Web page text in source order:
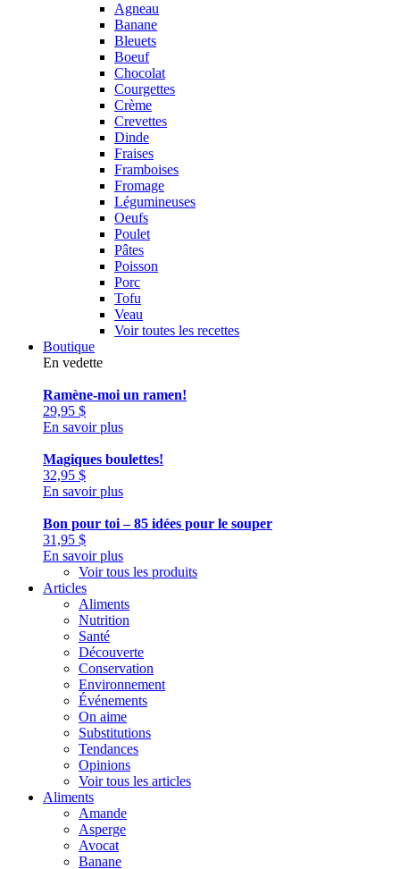
Agneau
Banane
Bleuets
Boeuf
Chocolat
Courgettes
Crème
Crevettes
Dinde
Fraises
Framboises
Fromage
Légumineuses
Oeufs
Poulet
Pâtes
Poisson
Porc
Tofu
Veau
Voir toutes les recettes
Boutique
En vedette
Ramène-moi un ramen!
29,95 $
En savoir plus
Magiques boulettes!
32,95 $
En savoir plus
Bon pour toi – 85 idées pour le souper
31,95 $
En savoir plus
Voir tous les produits
Articles
Aliments
Nutrition
Santé
Découverte
Conservation
Environnement
Événements
On aime
Substitutions
Tendances
Opinions
Voir tous les articles
Aliments
Amande
Asperge
Avocat
Banane